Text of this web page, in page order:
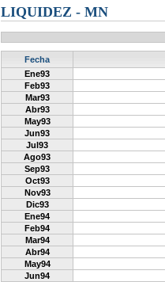
LIQUIDEZ - MN
Fecha
Ene93
Feb93
Mar93
Abr93
May93
Jun93
Jul93
Ago93
Sep93
Oct93
Nov93
Dic93
Ene94
Feb94
Mar94
Abr94
May94
Jun94